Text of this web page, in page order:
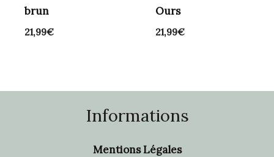
brun
21,99€
Ours
21,99€
Informations
Mentions Légales